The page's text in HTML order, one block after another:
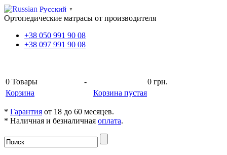
Русский ▼
Ортопедические матрасы от производителя
+38 050 991 90 08
+38 097 991 90 08
0 Товары -
0 грн.
Корзина
Корзина пустая
* Гарантия от 18 до 60 месяцев.
* Наличная и безналичная оплата.